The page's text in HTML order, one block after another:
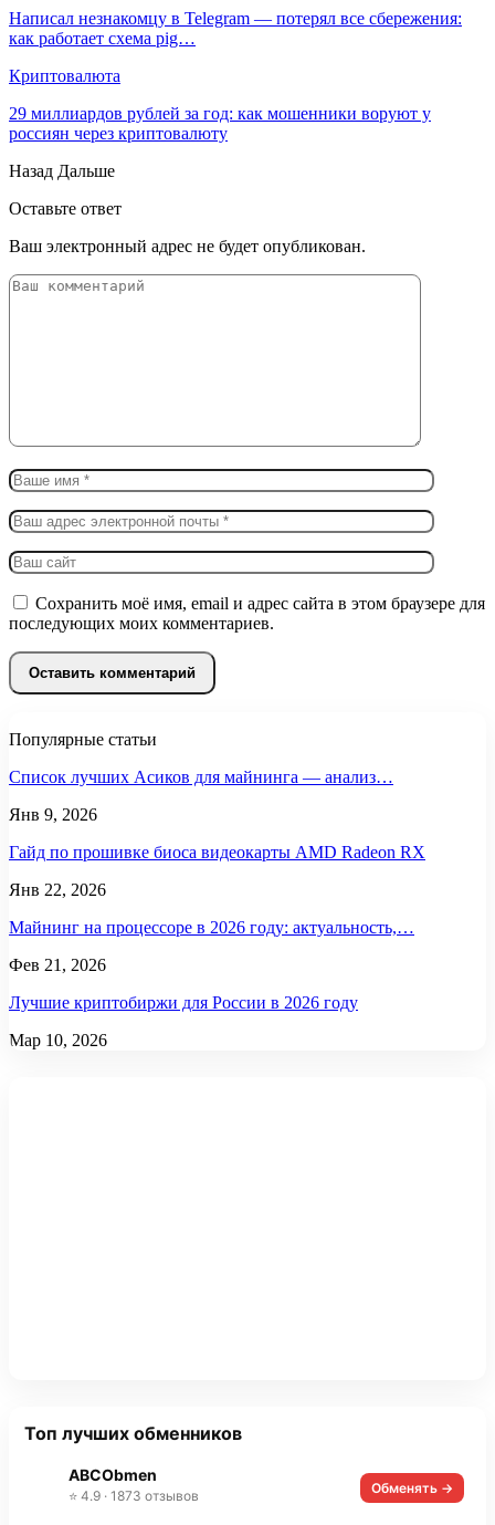
Написал незнакомцу в Telegram — потерял все сбережения:
как работает схема pig…
Криптовалюта
29 миллиардов рублей за год: как мошенники воруют у
россиян через криптовалюту
Назад Дальше
Оставьте ответ
Ваш электронный адрес не будет опубликован.
Сохранить моё имя, email и адрес сайта в этом браузере для
последующих моих комментариев.
Популярные статьи
Список лучших Асиков для майнинга — анализ…
Янв 9, 2026
Гайд по прошивке биоса видеокарты AMD Radeon RX
Янв 22, 2026
Майнинг на процессоре в 2026 году: актуальность,…
Фев 21, 2026
Лучшие криптобиржи для России в 2026 году
Мар 10, 2026
Топ лучших обменников
ABCObmen
⭐ 4.9 · 1873 отзывов Обменять →